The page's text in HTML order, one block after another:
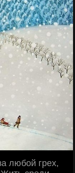
любой грех,